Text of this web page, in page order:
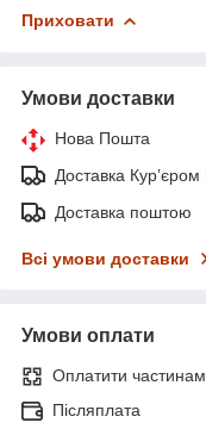
Приховати
Умови доставки
Нова Пошта
Доставка
Доставка поштою
Всі умови доставки
Умови оплати
Оплатити
Післяплата